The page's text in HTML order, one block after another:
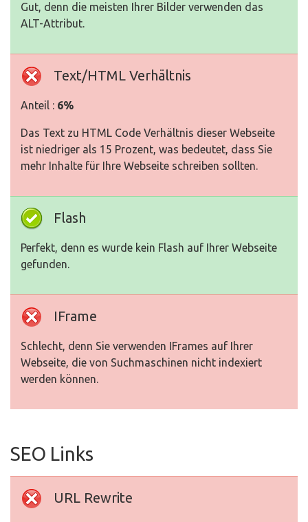
Gut, denn die meisten Ihrer Bilder verwenden das
ALT-Attribut.
Text/HTML Verhältnis
Anteil : 6%
Das Text zu HTML Code Verhältnis dieser Webseite
ist niedriger als 15 Prozent, was bedeutet, dass Sie
mehr Inhalte für Ihre Webseite schreiben sollten.
Flash
Perfekt, denn es wurde kein Flash auf Ihrer Webseite
gefunden.
IFrame
Schlecht, denn Sie verwenden IFrames auf Ihrer
Webseite, die von Suchmaschinen nicht indexiert
werden können.
SEO Links
URL Rewrite